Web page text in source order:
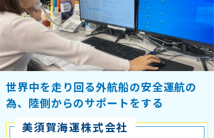
世界中を走り回る外航船の安全運航の
為、陸側からのサポートをする
美須賀海運株式会社